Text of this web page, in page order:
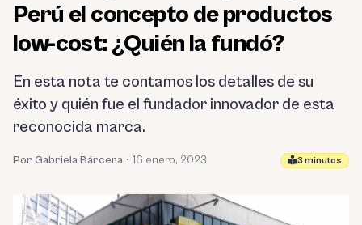
Perú el concepto de productos
low-cost: ¿Quién la fundó?
En esta nota te contamos los detalles de su
éxito y quién fue el fundador innovador de esta
reconocida marca.
Por Gabriela Bárcena • 16 enero, 2023 3 minutos